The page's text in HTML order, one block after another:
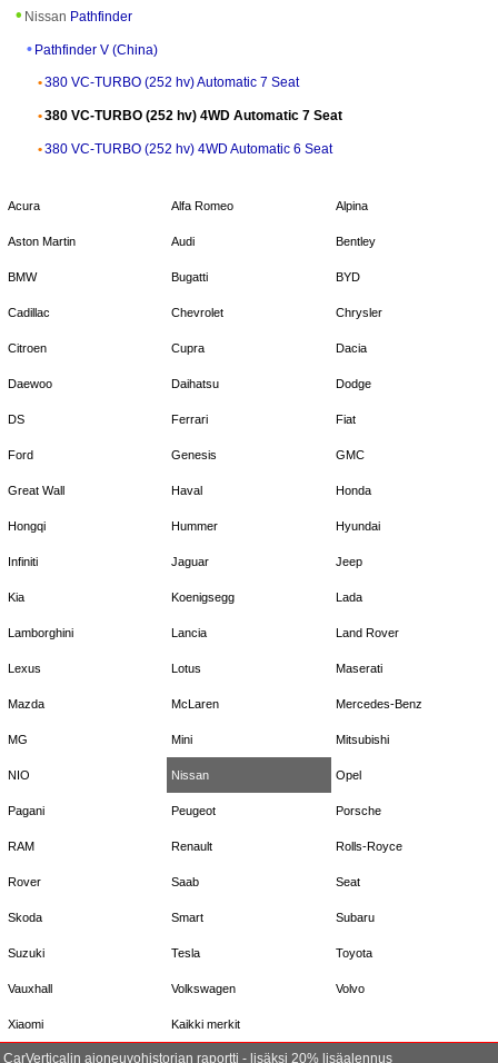
Nissan Pathfinder
Pathfinder V (China)
380 VC-TURBO (252 hv) Automatic 7 Seat
380 VC-TURBO (252 hv) 4WD Automatic 7 Seat
380 VC-TURBO (252 hv) 4WD Automatic 6 Seat
Acura Alfa Romeo Alpina
Aston Martin Audi Bentley
BMW Bugatti BYD
Cadillac Chevrolet Chrysler
Citroen Cupra Dacia
Daewoo Daihatsu Dodge
DS Ferrari Fiat
Ford Genesis GMC
Great Wall Haval Honda
Hongqi Hummer Hyundai
Infiniti Jaguar Jeep
Kia Koenigsegg Lada
Lamborghini Lancia Land Rover
Lexus Lotus Maserati
Mazda McLaren Mercedes-Benz
MG Mini Mitsubishi
NIO Nissan Opel
Pagani Peugeot Porsche
RAM Renault Rolls-Royce
Rover Saab Seat
Skoda Smart Subaru
Suzuki Tesla Toyota
Vauxhall Volkswagen Volvo
Xiaomi Kaikki merkit
CarVerticalin ajoneuvohistorian raportti - lisäksi 20% lisäalennus